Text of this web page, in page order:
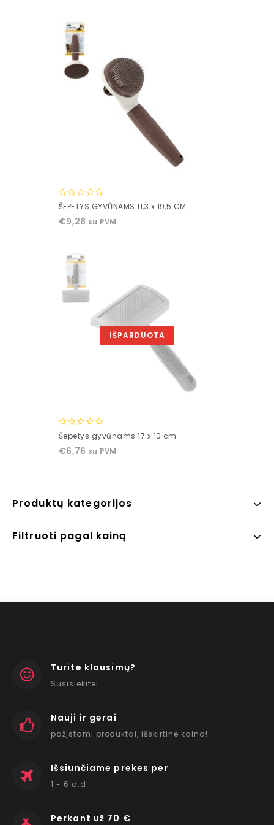
0
of
ŠEPETYS GYVŪNAMS 11,3 x 19,5 CM
€9,28 su PVM
IŠPARDUOTA
0
of
Šepetys gyvūnams 17 x 10 cm
€6,76 su PVM
Produktų kategorijos
Filtruoti pagal kainą
Turite klausimų?
Susisiekite!
Nauji ir gerai
pažįstami produktai, išskirtine kaina!
Išsiunčiame prekes per
1 - 6 d.d.
Perkant už 70 €